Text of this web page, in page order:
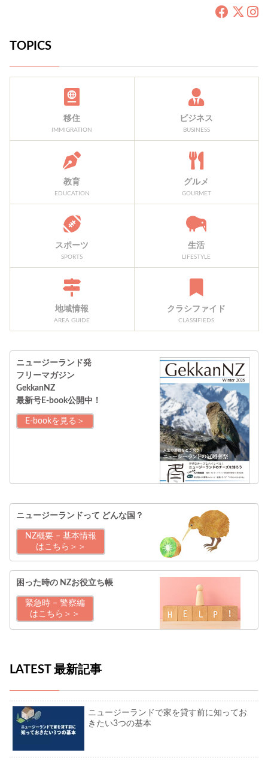
TOPICS
移住
IMMIGRATION
ビジネス
BUSINESS
教育
EDUCATION
グルメ
GOURMET
スポーツ
SPORTS
生活
LIFESTYLE
地域情報
AREA GUIDE
クラシファイド
CLASSIFIEDS
ニュージーランド発
フリーマガジン
GekkanNZ
最新号E-book公開中！
E-bookを見る＞
ニュージーランドって どんな国？
NZ概要 – 基本情報
はこちら＞＞
困った時の NZお役立ち帳
緊急時 – 警察編
はこちら＞＞
LATEST 最新記事
ニュージーランドで家を貸す前に知ってお
きたい3つの基本